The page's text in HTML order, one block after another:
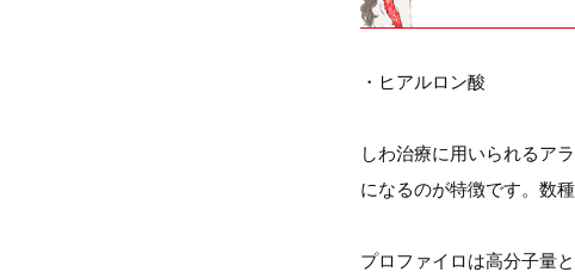
・ヒアルロン酸
しわ治療に用いられるア
になるのが特徴です。数
プロファイロは高分子量